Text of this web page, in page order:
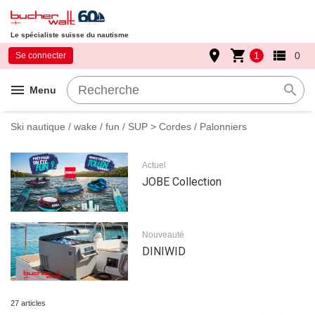
Le spécialiste suisse du nautisme
menu Menu search
Se connecter place shopping_cart 1 view_list 0
Ski nautique / wake / fun / SUP > Cordes / Palonniers
Actuel
JOBE Collection
Nouveauté
DINIWID
27 articles